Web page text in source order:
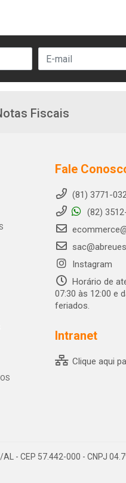
Fiscais
Fale
(81) 3771-
(82)
Instagram
Horário de
07:30 às 12:00 e
feriados.
Intranet
Clique aqui
- CEP 57.442-000 - CNPJ